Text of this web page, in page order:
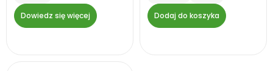
Dowiedz się więcej Dodaj do koszyka